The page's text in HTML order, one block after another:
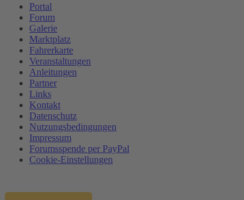
Portal
Forum
Galerie
Marktplatz
Fahrerkarte
Veranstaltungen
Anleitungen
Partner
Links
Kontakt
Datenschutz
Nutzungsbedingungen
Impressum
Forumsspende per PayPal
Cookie-Einstellungen